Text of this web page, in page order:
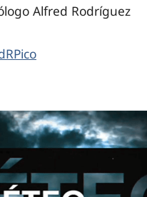
Alfred Rodríguez